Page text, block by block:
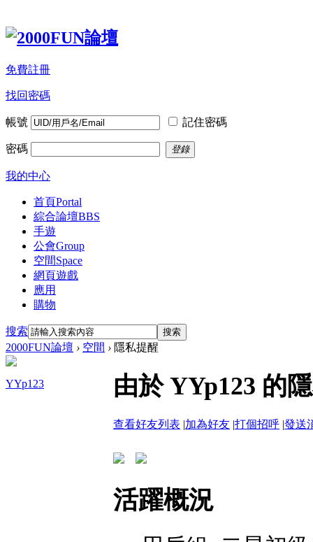
免費註冊
找回密碼
帳號 記住密碼
密碼 登錄
我的中心
首頁Portal
綜合論壇BBS
手遊
公會Group
空間Space
網頁遊戲
應用
購物
搜索 搜索
2000FUN論壇 › 空間 › 隱私提醒
YYp123 由於 YYp123 的
查看好友列表 |加為好友 |打個招呼 |發送
活躍概況